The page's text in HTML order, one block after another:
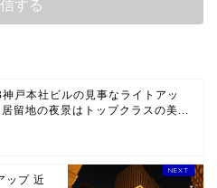
戸本社ビルの見事なライトアッ
居留地の夜景はトップクラスの美...
ップ 近